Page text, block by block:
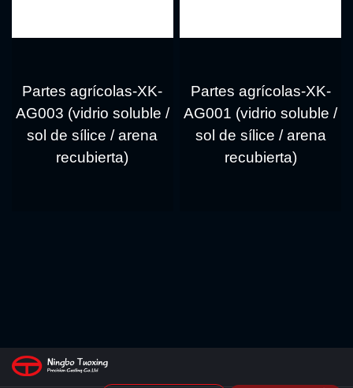
Partes agrícolas-XK-
AG003 (vidrio soluble /
sol de sílice / arena
recubierta)
Partes agrícolas-XK-
AG001 (vidrio soluble /
sol de sílice / arena
recubierta)